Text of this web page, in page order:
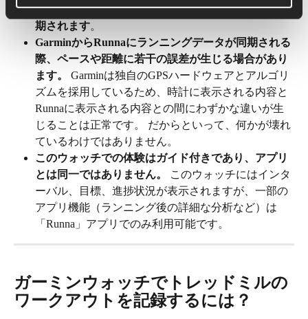
り、心拍数データはGarminからRunnaへ自動的に同
期されます。
GarminからRunnaにランニングデータが同期される
際、ペースや距離に若干の誤差が生じる場合があり
ます。
Garminは独自のGPSハードウェアとアルゴリ
ズムを採用しているため、時計に表示される内容と
Runnaに表示される内容との間にわずかな違いが生
じることは正常です。 だからといって、何かが壊れ
ているわけではありません。
このウォッチでの体験はガイド付きであり、アプリ
とは同一ではありません。
このウォッチにはインタ
ーバル、目標、進捗状況が表示されますが、一部の
アプリ機能（ランニング後の詳細な分析など）は
「Runna」アプリでのみ利用可能です。
ガーミンウォッチでトレッドミルの
ワークアウトを記録するには？